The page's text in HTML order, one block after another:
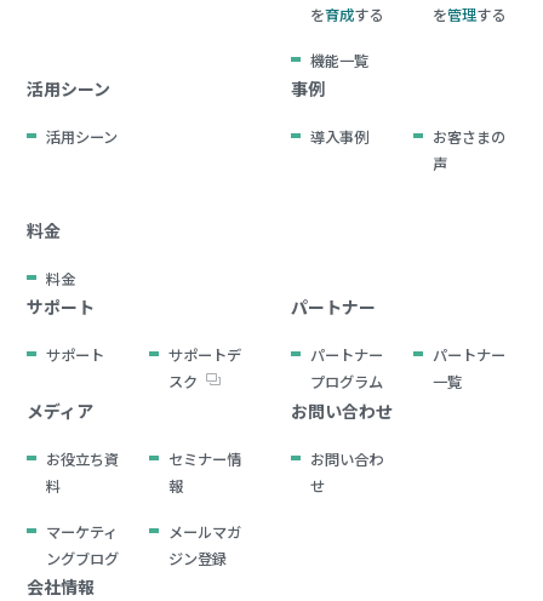
を育成する
を管理する
機能一覧
活用シーン
活用シーン
事例
導入事例
お客さまの
声
料金
料金
サポート
サポート
サポートデ
スク
パートナー
パートナー
プログラム
パートナー
一覧
メディア
お役立ち資
料
セミナー情
報
マーケティ
ングブログ
メールマガ
ジン登録
お問い合わせ
お問い合わ
せ
会社情報